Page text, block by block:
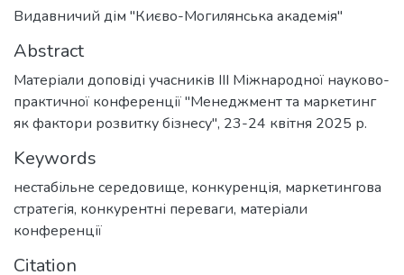
Видавничий дім "Києво-Могилянська академія"
Abstract
Матеріали доповіді учасників III Міжнародної науково-
практичної конференції "Менеджмент та маркетинг
як фактори розвитку бізнесу", 23-24 квітня 2025 р.
Keywords
нестабільне середовище, конкуренція, маркетингова
стратегія, конкурентні переваги, матеріали
конференції
Citation